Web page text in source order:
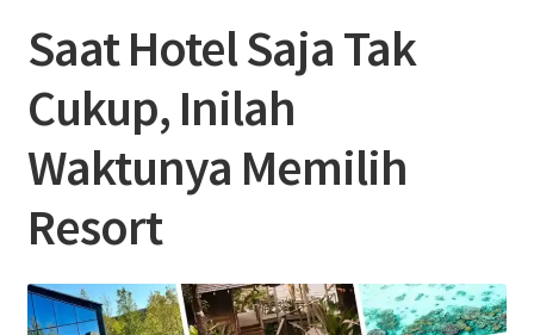
Saat Hotel Saja Tak
Cukup, Inilah
Waktunya Memilih
Resort